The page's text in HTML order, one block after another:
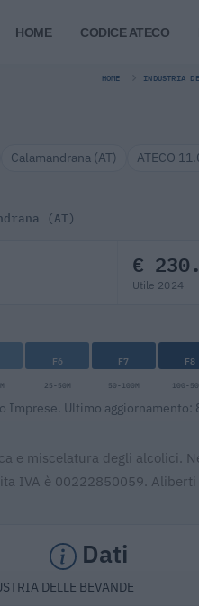
HOME CODICE ATECO
HOME INDUSTRIA
Calamandrana (AT) ATECO
(AT)
€
Utile 2024
F6 F7 F8
25-50M 50-100M 100-
Ultimo aggiornamento:
e miscelatura degli alcolici.
IVA è 00222850059. Aliberti
Dati
DELLE BEVANDE